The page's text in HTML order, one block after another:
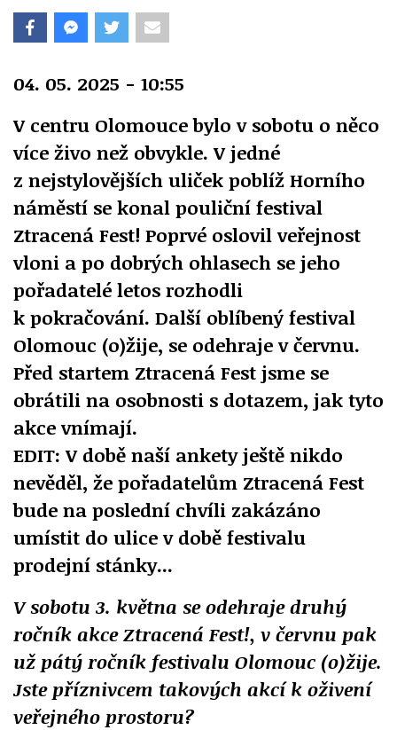
04. 05. 2025 - 10:55
V centru Olomouce bylo v sobotu o něco
více živo než obvykle. V jedné
z nejstylovějších uliček poblíž Horního
náměstí se konal pouliční festival
Ztracená Fest! Poprvé oslovil veřejnost
vloni a po dobrých ohlasech se jeho
pořadatelé letos rozhodli
k pokračování. Další oblíbený festival
Olomouc (o)žije, se odehraje v červnu.
Před startem Ztracená Fest jsme se
obrátili na osobnosti s dotazem, jak tyto
akce vnímají.
EDIT: V době naší ankety ještě nikdo
nevěděl, že pořadatelům Ztracená Fest
bude na poslední chvíli zakázáno
umístit do ulice v době festivalu
prodejní stánky...
V sobotu 3. května se odehraje druhý
ročník akce Ztracená Fest!, v červnu pak
už pátý ročník festivalu Olomouc (o)žije.
Jste příznivcem takových akcí k oživení
veřejného prostoru?